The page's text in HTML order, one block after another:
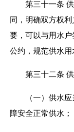
第三十一条
同，明确双方权
要，可以与用水
公约，规范供水用
第三十二条
（一）供水
障安全正常供水；